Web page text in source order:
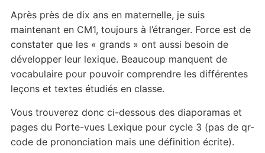
Après près de dix ans en maternelle, je suis
maintenant en CM1, toujours à l’étranger. Force est de
constater que les « grands » ont aussi besoin de
développer leur lexique. Beaucoup manquent de
vocabulaire pour pouvoir comprendre les différentes
leçons et textes étudiés en classe.
Vous trouverez donc ci-dessous des diaporamas et
pages du Porte-vues Lexique pour cycle 3 (pas de qr-
code de prononciation mais une définition écrite).